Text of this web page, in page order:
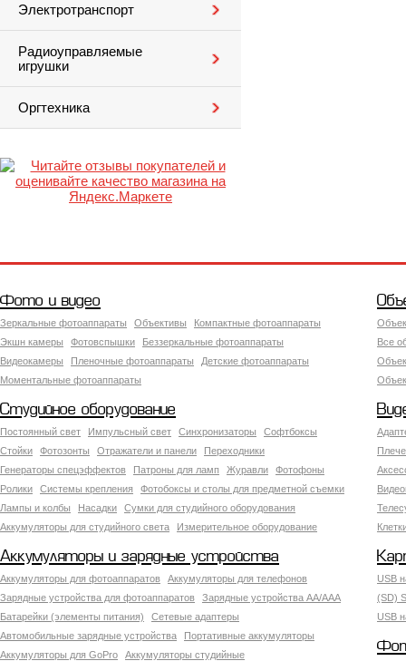
Электротранспорт
Радиоуправляемые
игрушки
Оргтехника
Фото и видео
Зеркальные фотоаппараты Объективы
Компактные фотоаппараты
Экшн камеры
Фотовспышки
Беззеркальные фотоаппараты
Видеокамеры
Пленочные фотоаппараты
Детские фотоаппараты
Моментальные фотоаппараты
Все
Студийное оборудование
Постоянный свет Импульсный свет Синхронизаторы
Софтбоксы
Стойки
Фотозонты Отражатели и панели
Переходники
Генераторы спецэффектов
Патроны для ламп Журавли
Фотофоны
Ролики
Системы крепления
Фотобоксы и столы для предметной съемки
Лампы и колбы
Насадки
Сумки для студийного оборудования
Аккумуляторы для студийного света
Измерительное оборудование
Аккумуляторы и зарядные устройства
Аккумуляторы для фотоаппаратов
Аккумуляторы для телефонов
Зарядные устройства для фотоаппаратов
Зарядные устройства AA/AAA
Батарейки (элементы питания)
Сетевые адаптеры
Автомобильные зарядные устройства
Портативные аккумуляторы
Аккумуляторы для GoPro
Аккумуляторы студийные
USB
(SD)
USB